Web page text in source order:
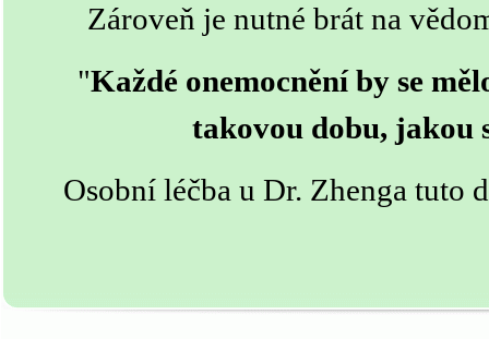
Zároveň je nutné brát na
"Každé onemocnění by se
takovou dobu, jakou
Osobní léčba u Dr. Zhenga tuto